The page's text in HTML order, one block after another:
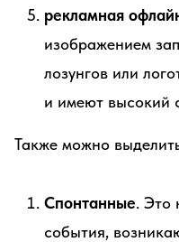
рекламная
изображением
лозунгов или
и имеют высокий
Также можно
Спонтанные. Это
события,